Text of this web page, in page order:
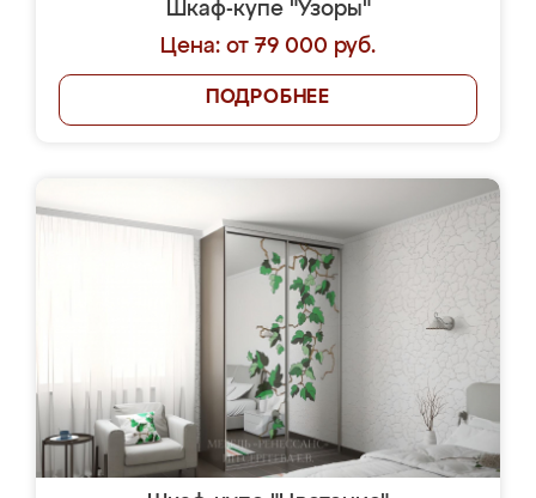
Шкаф-купе "Узоры"
Цена: от 79 000 руб.
ПОДРОБНЕЕ